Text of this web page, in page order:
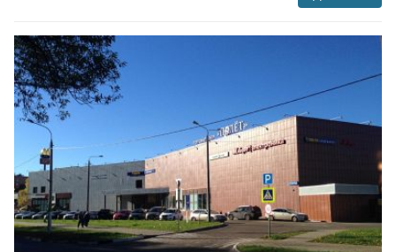
Челябинск
ул. Коммуны,60,эт. 2
Астана
ул. Достык,9,ТЦ Керуен
Красноярск
ул. Горького,10